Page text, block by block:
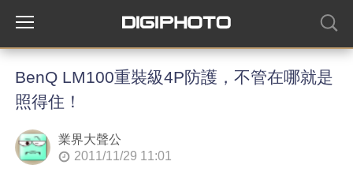
BenQ LM100重裝級4P防護，不管在哪就是
照得住！
業界大聲公
2011/11/29 11:01